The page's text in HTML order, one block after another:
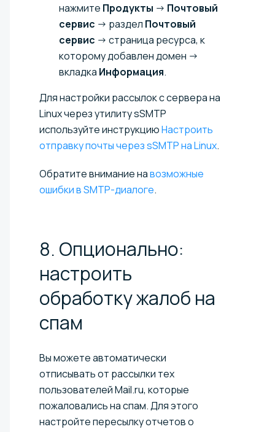
нажмите Продукты → Почтовый
сервис → раздел Почтовый
сервис → страница ресурса, к
которому добавлен домен →
вкладка Информация.
Для настройки рассылок с сервера на
Linux через утилиту sSMTP
используйте инструкциюНастроить
отправку почты через sSMTP на Linux.
Обратите внимание навозможные
ошибки в SMTP-диалоге.
8. Опционально:
настроить
обработку жалоб на
спам
Вы можете автоматически
отписывать от рассылки тех
пользователей Mail.ru, которые
пожаловались на спам. Для этого
настройте пересылку отчетов о